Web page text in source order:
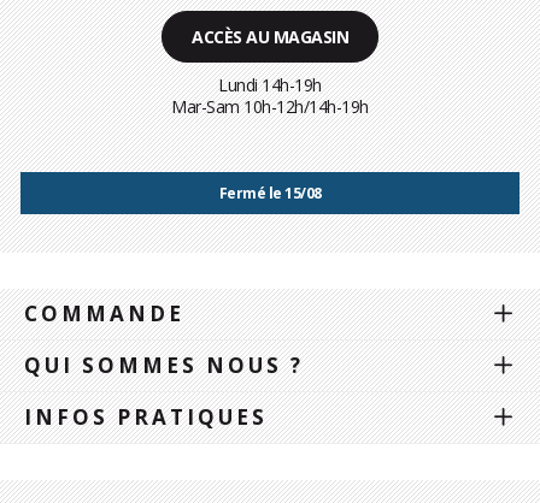
ACCÈS AU MAGASIN
Lundi 14h-19h
Mar-Sam 10h-12h/14h-19h
Fermé le 15/08
COMMANDE
QUI SOMMES NOUS ?
INFOS PRATIQUES